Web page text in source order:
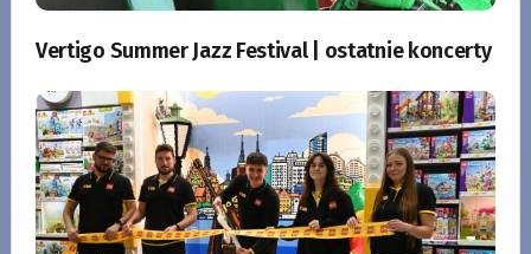
Vertigo Summer Jazz Festival | ostatnie koncerty